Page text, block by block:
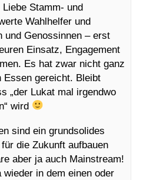
Stamm- und
Wahlhelfer und
und Genossinnen – erst
Einsatz, Engagement
Es hat zwar nicht ganz
Essen gereicht. Bleibt
„der Lukat mal irgendwo
wird
sind ein grundsolides
die Zukunft aufbauen
aber ja auch Mainstream!
in dem einen oder